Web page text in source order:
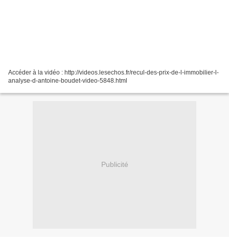
Accéder à la vidéo : http://videos.lesechos.fr/recul-des-prix-de-l-immobilier-l-
analyse-d-antoine-boudet-video-5848.html
Publicité